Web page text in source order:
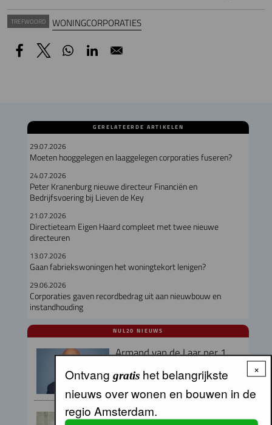
TREFWOORD WONINGCORPORATIES
GERELATEERDE ARTIKELEN
29.07.2026
Moeten hooggelegen en laaggelegen corporaties fuseren?
24.07.2026
Peter Kranenburg nieuwe directeur Financiën en
Bedrijfsvoering bij Lieven de Key
21.07.2026
Directieteam Eigen Haard compleet met twee nieuwe
directeuren
13.07.2026
Gaan fabriekswoningen het woningtekort lenigen?
29.06.2026
Corporaties gaven recordbedrag uit aan nieuwbouw en
instandhouding
NUL20 NIEUWS
Armand van de Laar per 1
secretaris-directeur MRA
Peter Kranenburg nieuwe
×
Ontvang gratishet belangrijkste
nieuws over wonen en bouwen in de
regio Amsterdam.